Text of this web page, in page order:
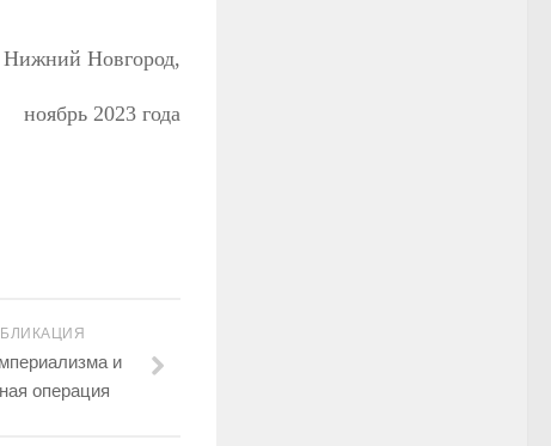
Нижний Новгород,
ноябрь 2023 года
и
операция